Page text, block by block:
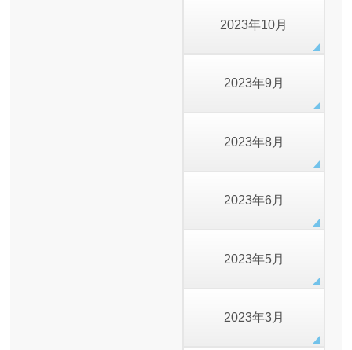
2023年10月
2023年9月
2023年8月
2023年6月
2023年5月
2023年3月